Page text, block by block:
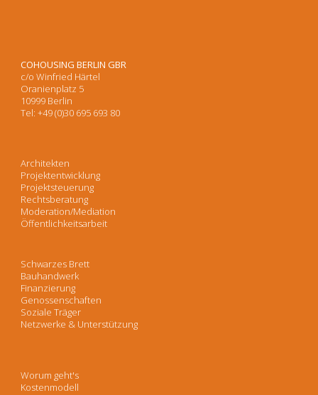
COHOUSING BERLIN GBR
c/o Winfried Härtel
Oranienplatz 5
10999 Berlin
Tel: +49 (0)30 695 693 80
Architekten
Projektentwicklung
Projektsteuerung
Rechtsberatung
Moderation/Mediation
Öffentlichkeitsarbeit
Schwarzes Brett
Bauhandwerk
Finanzierung
Genossenschaften
Soziale Träger
Netzwerke & Unterstützung
Worum geht's
Kostenmodell